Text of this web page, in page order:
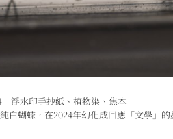
浮水印手抄紙、植物染、焦本
白蝴蝶，在2024年幻化成回應「文學」的